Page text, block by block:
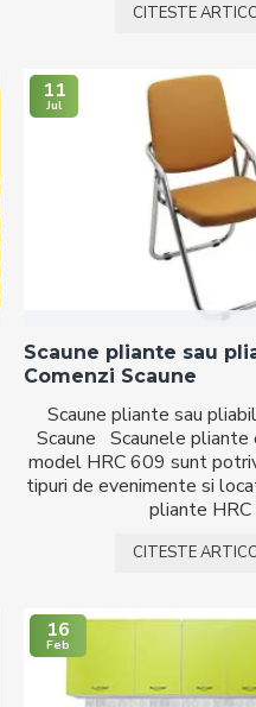
CITESTE
11
Jul
Scaune pliante sau
Comenzi Scaune
Scaune pliante sau
Scaune Scaunele pliante
model HRC 609 sunt
tipuri de evenimente si
pliante HRC
CITESTE
16
Feb